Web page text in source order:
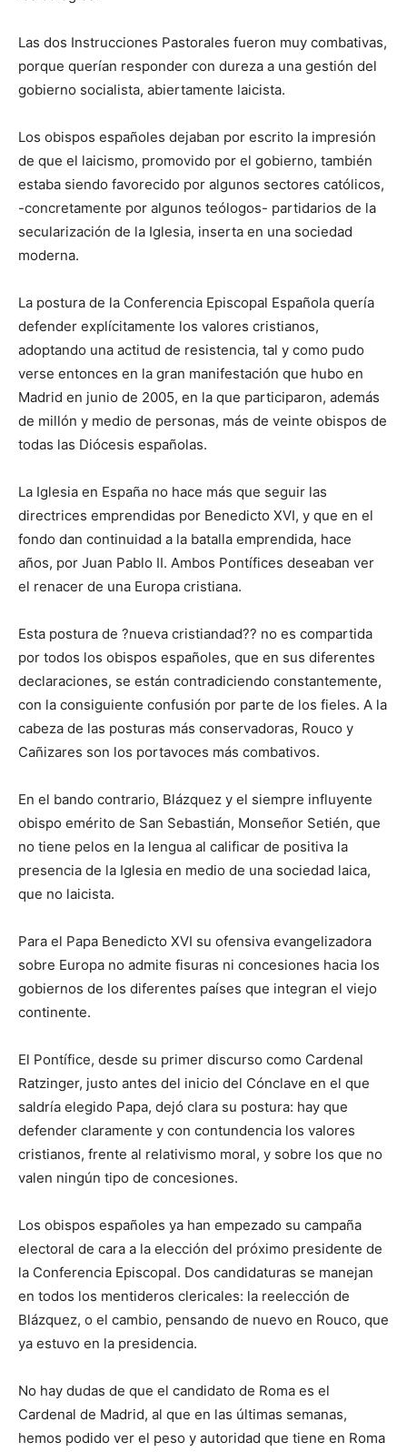
Las dos Instrucciones Pastorales fueron muy combativas,
porque querían responder con dureza a una gestión del
gobierno socialista, abiertamente laicista.
Los obispos españoles dejaban por escrito la impresión
de que el laicismo, promovido por el gobierno, también
estaba siendo favorecido por algunos sectores católicos,
-concretamente por algunos teólogos- partidarios de la
secularización de la Iglesia, inserta en una sociedad
moderna.
La postura de la Conferencia Episcopal Española quería
defender explícitamente los valores cristianos,
adoptando una actitud de resistencia, tal y como pudo
verse entonces en la gran manifestación que hubo en
Madrid en junio de 2005, en la que participaron, además
de millón y medio de personas, más de veinte obispos de
todas las Diócesis españolas.
La Iglesia en España no hace más que seguir las
directrices emprendidas por Benedicto XVI, y que en el
fondo dan continuidad a la batalla emprendida, hace
años, por Juan Pablo II. Ambos Pontífices deseaban ver
el renacer de una Europa cristiana.
Esta postura de ?nueva cristiandad?? no es compartida
por todos los obispos españoles, que en sus diferentes
declaraciones, se están contradiciendo constantemente,
con la consiguiente confusión por parte de los fieles. A la
cabeza de las posturas más conservadoras, Rouco y
Cañizares son los portavoces más combativos.
En el bando contrario, Blázquez y el siempre influyente
obispo emérito de San Sebastián, Monseñor Setién, que
no tiene pelos en la lengua al calificar de positiva la
presencia de la Iglesia en medio de una sociedad laica,
que no laicista.
Para el Papa Benedicto XVI su ofensiva evangelizadora
sobre Europa no admite fisuras ni concesiones hacia los
gobiernos de los diferentes países que integran el viejo
continente.
El Pontífice, desde su primer discurso como Cardenal
Ratzinger, justo antes del inicio del Cónclave en el que
saldría elegido Papa, dejó clara su postura: hay que
defender claramente y con contundencia los valores
cristianos, frente al relativismo moral, y sobre los que no
valen ningún tipo de concesiones.
Los obispos españoles ya han empezado su campaña
electoral de cara a la elección del próximo presidente de
la Conferencia Episcopal. Dos candidaturas se manejan
en todos los mentideros clericales: la reelección de
Blázquez, o el cambio, pensando de nuevo en Rouco, que
ya estuvo en la presidencia.
No hay dudas de que el candidato de Roma es el
Cardenal de Madrid, al que en las últimas semanas,
hemos podido ver el peso y autoridad que tiene en Roma